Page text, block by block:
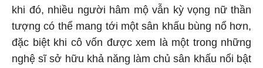
khi đó, nhiều người hâm mộ vẫn kỳ vọng nữ thần
tượng có thể mang tới một sân khấu bùng nổ hơn,
đặc biệt khi cô vốn được xem là một trong những
nghệ sĩ sở hữu khả năng làm chủ sân khấu nổi bật